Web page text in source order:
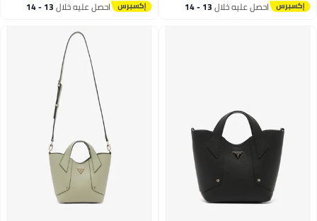
#41 في حقائب اليد النسائية احصل عليه خلال 13 - 14 احصل عليه خلال 13 - 14